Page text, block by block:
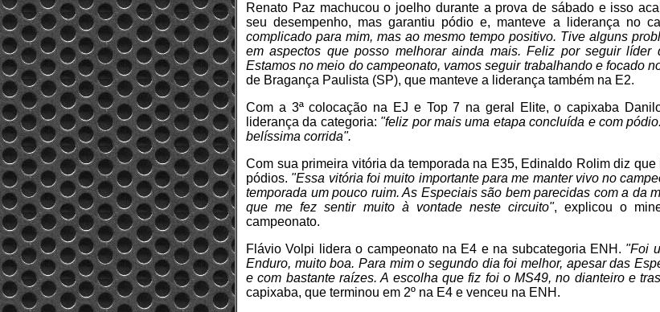
Renato Paz machucou o joelho durante a prova de sábado e isso
seu desempenho, mas garantiu pódio e, manteve a liderança no
complicado para mim, mas ao mesmo tempo positivo. Tive alguns
em aspectos que posso melhorar ainda mais. Feliz por seguir
Estamos no meio do campeonato, vamos seguir trabalhando e focado
de Bragança Paulista (SP), que manteve a liderança também na E2.
Com a 3ª colocação na EJ e Top 7 na geral Elite, o capixaba
liderança da categoria: "feliz por mais uma etapa concluída e com
belíssima corrida".
Com sua primeira vitória da temporada na E35, Edinaldo Rolim diz
pódios. "Essa vitória foi muito importante para me manter vivo no
temporada um pouco ruim. As Especiais são bem parecidas com a da
que me fez sentir muito à vontade neste circuito", explicou o
campeonato.
Flávio Volpi lidera o campeonato na E4 e na subcategoria ENH. "Foi
Enduro, muito boa. Para mim o segundo dia foi melhor, apesar das
e com bastante raízes. A escolha que fiz foi o MS49, no dianteiro e
capixaba, que terminou em 2º na E4 e venceu na ENH.